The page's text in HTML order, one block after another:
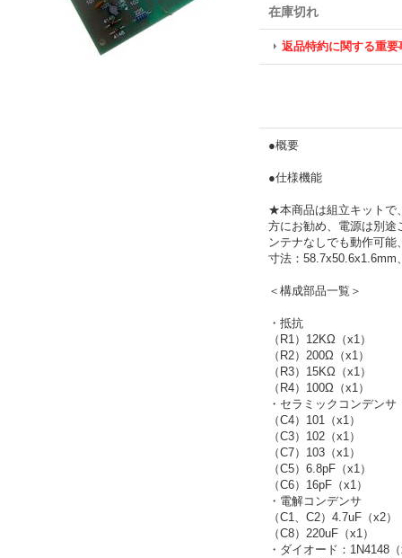
在庫切れ
返品特約に関する重要
●概要
●仕様機能
★本商品は組立キットで
方にお勧め、電源は別途
ンテナなしでも動作可
寸法：58.7x50.6x1.6mm
＜構成部品一覧＞
・抵抗
（R1）12KΩ（x1）
（R2）200Ω（x1）
（R3）15KΩ（x1）
（R4）100Ω（x1）
・セラミックコンデンサ
（C4）101（x1）
（C3）102（x1）
（C7）103（x1）
（C5）6.8pF（x1）
（C6）16pF（x1）
・電解コンデンサ
（C1、C2）4.7uF（x2）
（C8）220uF（x1）
・ダイオード：1N4148